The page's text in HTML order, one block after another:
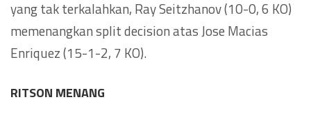
yang tak terkalahkan, Ray Seitzhanov (10-0, 6 KO)
memenangkan split decision atas Jose Macias
Enriquez (15-1-2, 7 KO).
RITSON MENANG